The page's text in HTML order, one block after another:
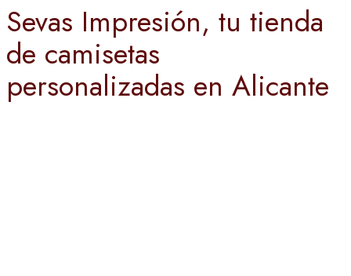
Sevas Impresión, tu tienda
de camisetas
personalizadas en Alicante